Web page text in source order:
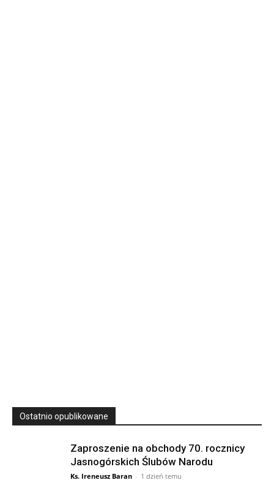
Ostatnio opublikowane
Zaproszenie na obchody 70. rocznicy
Jasnogórskich Ślubów Narodu
Ks. Ireneusz Baran - 1 dzień temu